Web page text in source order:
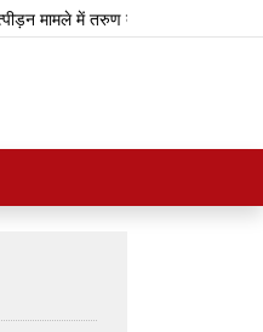
मामले में तरुण तेजपाल को 10 साल की